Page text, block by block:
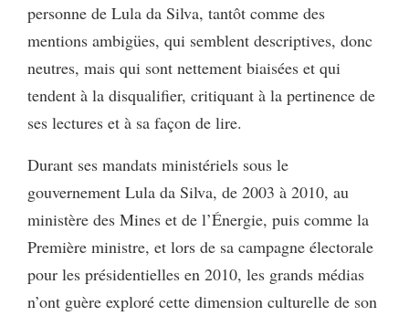
personne de Lula da Silva, tantôt comme des
mentions ambigües, qui semblent descriptives, donc
neutres, mais qui sont nettement biaisées et qui
tendent à la disqualifier, critiquant à la pertinence de
ses lectures et à sa façon de lire.
Durant ses mandats ministériels sous le
gouvernement Lula da Silva, de 2003 à 2010, au
ministère des Mines et de l’Énergie, puis comme la
Première ministre, et lors de sa campagne électorale
pour les présidentielles en 2010, les grands médias
n’ont guère exploré cette dimension culturelle de son